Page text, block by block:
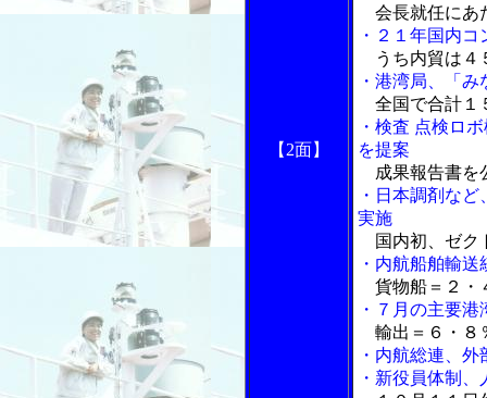
【2面】
会長就任にあ
・２１年国内
うち内貿は４
・港湾局、「
全国で合計１
・検査 点検ロ
を提案
成果報告書を
・日本調剤な
実施
国内初、ゼク
・内航船舶輸
貨物船＝２・
・７月の主要
輸出＝６・８
・内航総連、
・新役員体制、